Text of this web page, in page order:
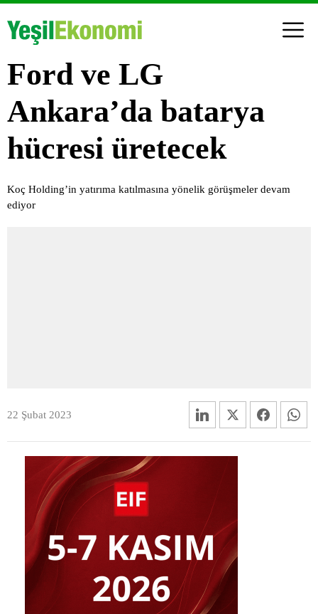
Ford ve LG
Ankara’da batarya
hücresi üretecek
Koç Holding’in yatırıma katılmasına yönelik görüşmeler devam
ediyor
22 Şubat 2023